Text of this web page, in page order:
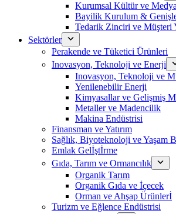
Kurumsal Kültür ve
Bayilik Kurulum &
Tedarik Zinciri ve Müşteri
Sektörler
Perakende ve Tüketici Ürünleri
Inovasyon, Teknoloji ve Enerji
Inovasyon, Teknoloji ve
Yenilenebilir Enerji
Kimyasallar ve Gelişmiş
Metaller ve Madencilik
Makina Endüstrisi
Finansman ve Yatırım
Sağlık, Biyoteknoloji ve Yaşam
Emlak Gelİştİrme
Gıda, Tarım ve Ormancılık
Organik Tarım
Organik Gıda ve İçecek
Orman ve Ahşap Ürünlerİ
Turizm ve Eğlence Endüstrisi